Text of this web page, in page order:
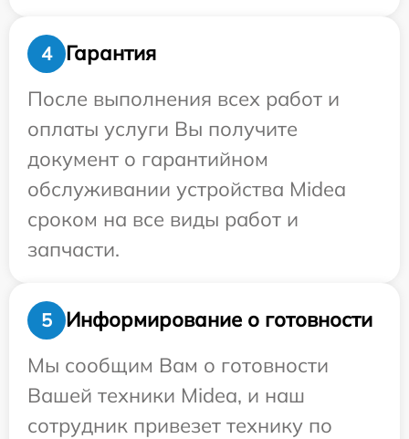
4
Гарантия
После выполнения всех работ и
оплаты услуги Вы получите
документ о гарантийном
обслуживании устройства Midea
сроком на все виды работ и
запчасти.
5
Информирование о готовности
Мы сообщим Вам о готовности
Вашей техники Midea, и наш
сотрудник привезет технику по